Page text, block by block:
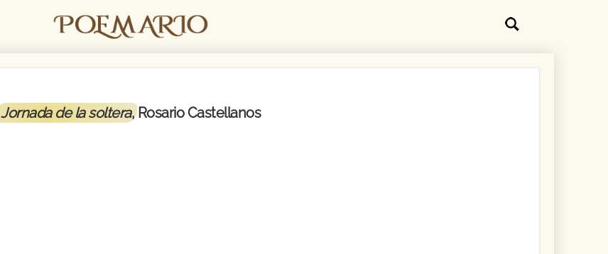
Jornada de la soltera, Rosario Castellanos